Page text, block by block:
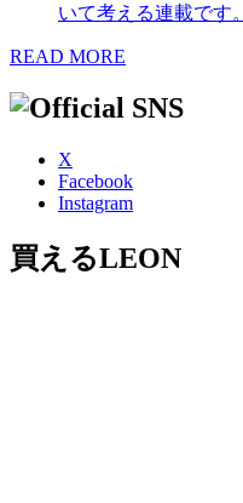
いて考える連載です。
READ MORE
X
Facebook
Instagram
買えるLEON